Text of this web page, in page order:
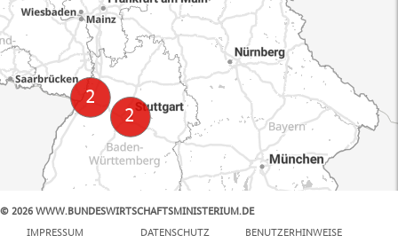
© 2026 WWW.BUNDESWIRTSCHAFTSMINISTERIUM.DE
IMPRESSUM
DATENSCHUTZ BENUTZERHINWEISE